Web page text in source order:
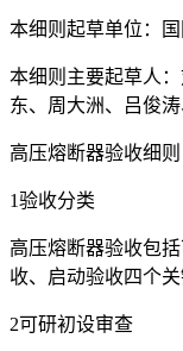
本细则起草单位：
本细则主要起草人
东、周大洲、吕俊
高压熔断器验收细则
1验收分类
高压熔断器验收包
收、启动验收四个
2可研初设审查